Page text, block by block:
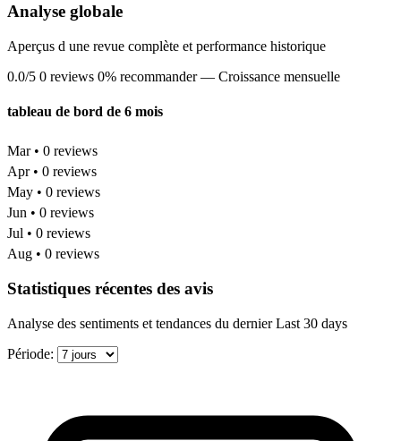
Analyse globale
Aperçus d une revue complète et performance historique
0.0/5 0 reviews 0% recommander — Croissance mensuelle
tableau de bord de 6 mois
Mar • 0 reviews
Apr • 0 reviews
May • 0 reviews
Jun • 0 reviews
Jul • 0 reviews
Aug • 0 reviews
Statistiques récentes des avis
Analyse des sentiments et tendances du dernier Last 30 days
Période: